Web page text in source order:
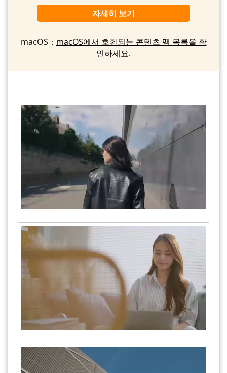
자세히 보기
macOS： macOS에서 호환되는 콘텐츠 팩 목록을 확
인하세요.